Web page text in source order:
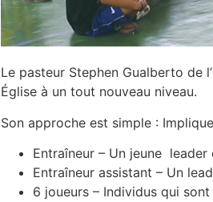
Le pasteur Stephen Gualberto de
Église à un tout nouveau niveau.
Son approche est simple :
Entraîneur – Un jeune
Entraîneur assistant – Un
6 joueurs – Individus qui